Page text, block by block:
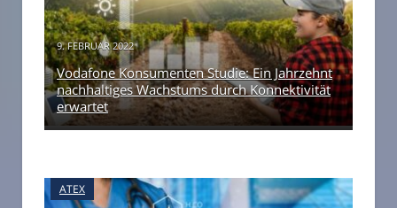
9. FEBRUAR 2022
Vodafone Konsumenten Studie: Ein Jahrzehnt
nachhaltiges Wachstums durch Konnektivität
erwartet
ATEX